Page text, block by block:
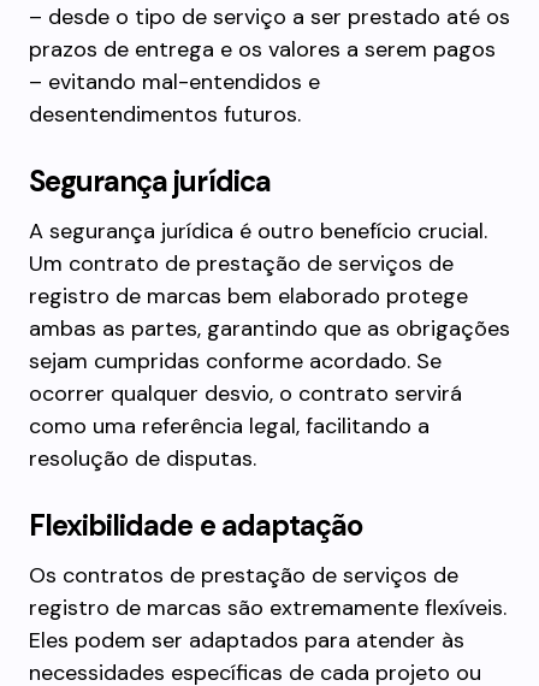
– desde o tipo de serviço a ser prestado até os
prazos de entrega e os valores a serem pagos
– evitando mal-entendidos e
desentendimentos futuros.
Segurança jurídica
A segurança jurídica é outro benefício crucial.
Um contrato de prestação de serviços de
registro de marcas bem elaborado protege
ambas as partes, garantindo que as obrigações
sejam cumpridas conforme acordado. Se
ocorrer qualquer desvio, o contrato servirá
como uma referência legal, facilitando a
resolução de disputas.
Flexibilidade e adaptação
Os contratos de prestação de serviços de
registro de marcas são extremamente flexíveis.
Eles podem ser adaptados para atender às
necessidades específicas de cada projeto ou